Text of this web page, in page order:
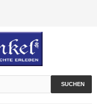
SUCHEN